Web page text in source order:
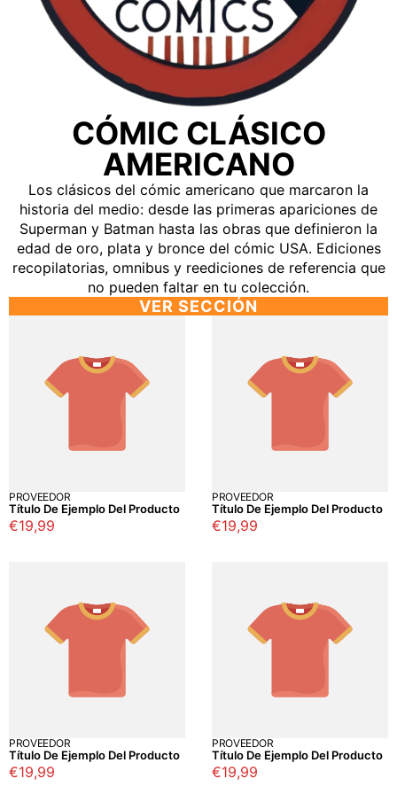
CÓMIC CLÁSICO
AMERICANO
Los clásicos del cómic americano que marcaron la
historia del medio: desde las primeras apariciones de
Superman y Batman hasta las obras que definieron la
edad de oro, plata y bronce del cómic USA. Ediciones
recopilatorias, omnibus y reediciones de referencia que
no pueden faltar en tu colección.
VER SECCIÓN
PROVEEDOR
Título De Ejemplo Del Producto
Precio
€19,99
PROVEEDOR
Título De Ejemplo Del Producto
Precio
€19,99
PROVEEDOR
Título De Ejemplo Del Producto
Precio
€19,99
PROVEEDOR
Título De Ejemplo Del Producto
Precio
€19,99